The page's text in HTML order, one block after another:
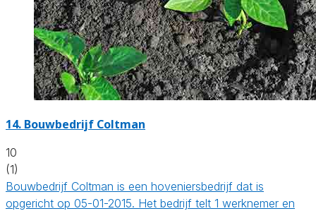
14. Bouwbedrijf Coltman
10
(1)
Bouwbedrijf Coltman is een hoveniersbedrijf dat is
opgericht op 05-01-2015. Het bedrijf telt 1 werknemer en